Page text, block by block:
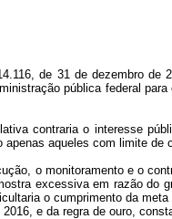
de 31 de dezembro de
pública federal
contraria o interesse
aqueles com limite de
o monitoramento e o
excessiva em razão
o cumprimento da
e da regra de ouro,